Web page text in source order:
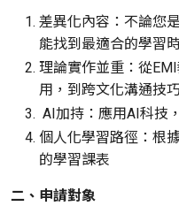
差異化內容：不論您
能找到最適合的學習
理論實作並重：從
用，到跨文化溝通技
AI加持：應用AI科技
個人化學習路徑：根
的學習課表
二、申請對象